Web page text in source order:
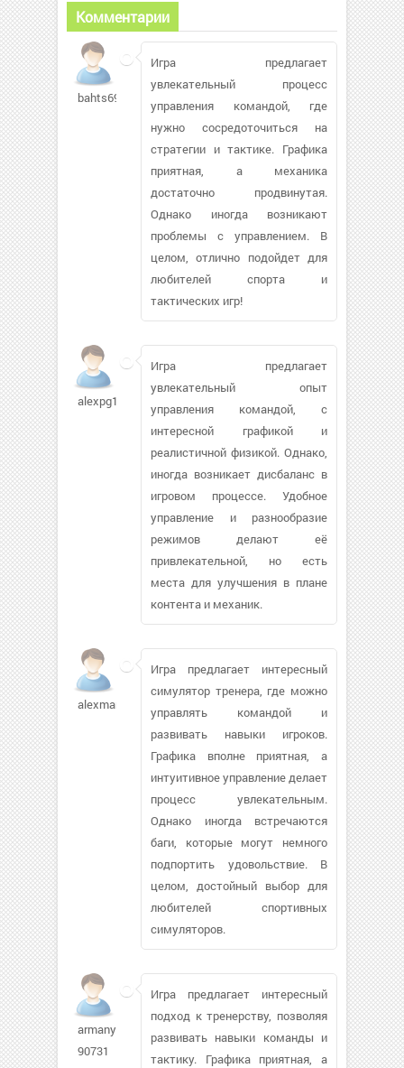
Комментарии
bahts69
Игра предлагает
увлекательный процесс
управления командой, где
нужно сосредоточиться на
стратегии и тактике. Графика
приятная, а механика
достаточно продвинутая.
Однако иногда возникают
проблемы с управлением. В
целом, отлично подойдет для
любителей спорта и
тактических игр!
alexpg165553
Игра предлагает
увлекательный опыт
управления командой, с
интересной графикой и
реалистичной физикой. Однако,
иногда возникает дисбаланс в
игровом процессе. Удобное
управление и разнообразие
режимов делают её
привлекательной, но есть
места для улучшения в плане
контента и механик.
alexman87
Игра предлагает интересный
симулятор тренера, где можно
управлять командой и
развивать навыки игроков.
Графика вполне приятная, а
интуитивное управление делает
процесс увлекательным.
Однако иногда встречаются
баги, которые могут немного
подпортить удовольствие. В
целом, достойный выбор для
любителей спортивных
симуляторов.
armany-
90731
Игра предлагает интересный
подход к тренерству, позволяя
развивать навыки команды и
тактику. Графика приятная, а